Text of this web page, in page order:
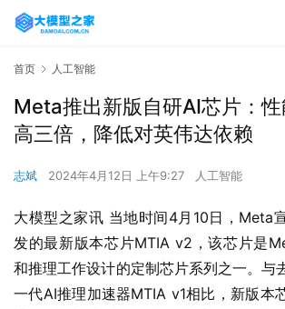
首页 人工智能
Meta推出新版自研AI芯片：
高三倍，降低对英伟达依赖
志斌 2024年4月12日 上午9:27 人工智能
大模型之家讯 当地时间4月10日，Meta
发的最新版本芯片MTIA v2，该芯片是
和推理工作设计的定制芯片系列之一。与
一代AI推理加速器MTIA v1相比，新版本